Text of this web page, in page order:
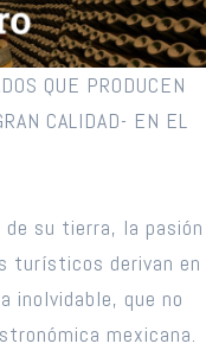
QUE PRODUCEN
CALIDAD- EN EL
su tierra, la pasión
turísticos derivan en
inolvidable, que no
mexicana.